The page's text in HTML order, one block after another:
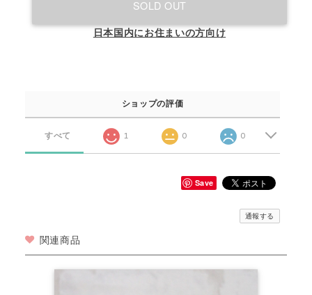
SOLD OUT
日本国内にお住まいの方向け
ショップの評価
すべて 1 0 0
Save
通報する
関連商品